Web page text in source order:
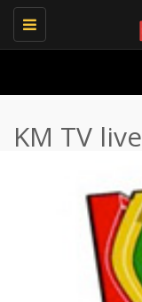
Toggle
navigation
KM TV live